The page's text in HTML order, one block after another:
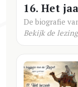
16. Het
De biografie
Bekijk de